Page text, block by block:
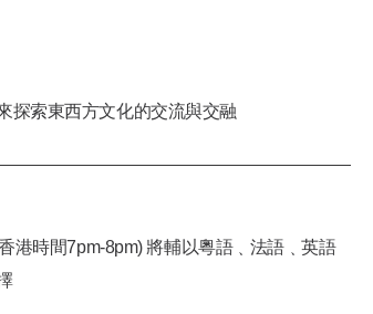
探索東西方文化的交流與交融
港時間7pm-8pm) 將輔以粵語﹑法語﹑英語